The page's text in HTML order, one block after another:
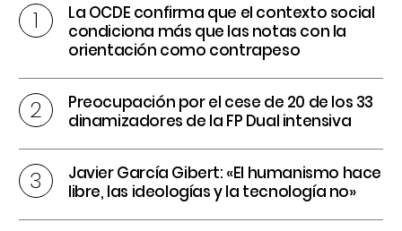
La OCDE confirma que el contexto social
condiciona más que las notas con la
orientación como contrapeso
Preocupación por el cese de 20 de los 33
dinamizadores de la FP Dual intensiva
Javier García Gibert: «El humanismo hace
libre, las ideologías y la tecnología no»